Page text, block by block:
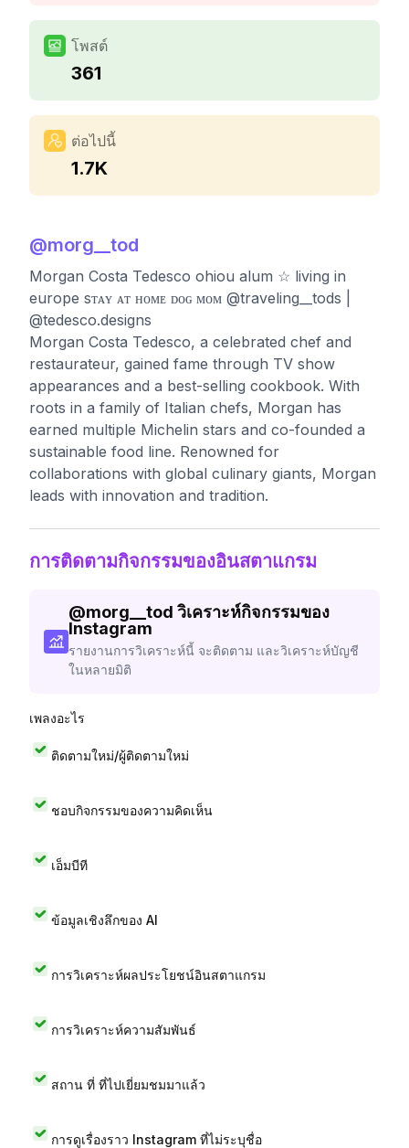
โพสต์
361
ต่อไปนี้
1.7K
@morg__tod
Morgan Costa Tedesco ohiou alum ☆ living in
europe sᴛᴀʏ ᴀᴛ ʜᴏᴍᴇ ᴅᴏɢ ᴍᴏᴍ @traveling__tods |
@tedesco.designs
Morgan Costa Tedesco, a celebrated chef and
restaurateur, gained fame through TV show
appearances and a best-selling cookbook. With
roots in a family of Italian chefs, Morgan has
earned multiple Michelin stars and co-founded a
sustainable food line. Renowned for
collaborations with global culinary giants, Morgan
leads with innovation and tradition.
การติดตามกิจกรรมของอินสตาแกรม
@morg__tod วิเคราะห์กิจกรรมของ
Instagram
รายงานการวิเคราะห์นี้ จะติดตาม และวิเคราะห์บัญชี
ในหลายมิติ
เพลงอะไร
ติดตามใหม่/ผู้ติดตามใหม่
ชอบกิจกรรมของความคิดเห็น
เอ็มบีที
ข้อมูลเชิงลึกของ AI
การวิเคราะห์ผลประโยชน์อินสตาแกรม
การวิเคราะห์ความสัมพันธ์
สถาน ที่ ที่ไปเยี่ยมชมมาแล้ว
การดูเรื่องราว Instagram ที่ไม่ระบุชื่อ